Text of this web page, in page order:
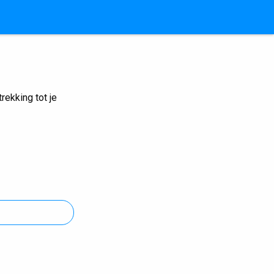
tot je